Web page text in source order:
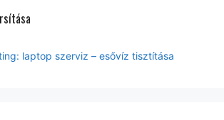
laptop szerviz – esővíz tisztítása